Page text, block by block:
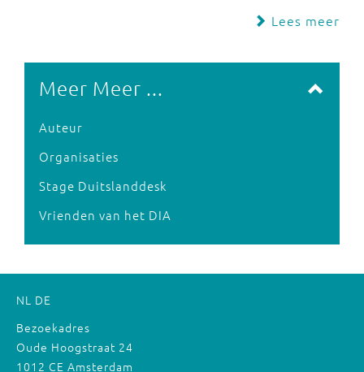
Lees meer
Meer Meer ...
Auteur
Organisaties
Stage Duitslanddesk
Vrienden van het DIA
NL DE
Bezoekadres
Oude Hoogstraat 24
1012 CE Amsterdam